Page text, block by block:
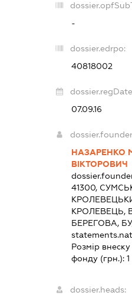
-
dossier.edrpo:
40818002
07.09.16
НАЗАРЕНКО
ВІКТОРОВИЧ
41300,
КРОЛЕВЕЦЬ,
БЕРЕГОВА,
Розмір
фонду (грн.):
dossier.heads: